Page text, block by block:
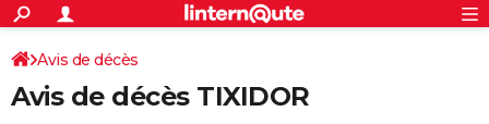
ACTUALITÉS
Politique
Société
Faits Divers
Education
Monde
Villes
+
SPORT
Coupe du monde 2026
Football
Tennis
Cyclisme
Rugby
Forum
Avis de décès
Avis de décès TIXIDOR